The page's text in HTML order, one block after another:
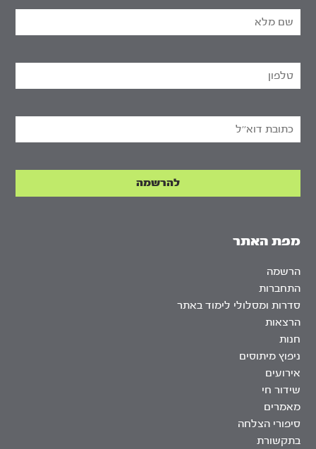
מפת האתר
הרשמה
התחברות
סדרות ומסלולי לימוד באתר
הרצאות
חנות
ניפוץ מיתוסים
אירועים
שידור חי
מאמרים
סיפורי הצלחה
בתקשורת